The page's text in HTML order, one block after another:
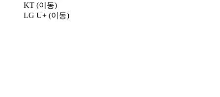
KT (이동)
LG U+ (이동)